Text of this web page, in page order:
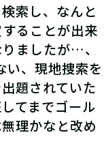
索し、なんと
ることが出来
ましたが…、
い、現地捜索を
題されていた
てまでゴール
理かなと改め